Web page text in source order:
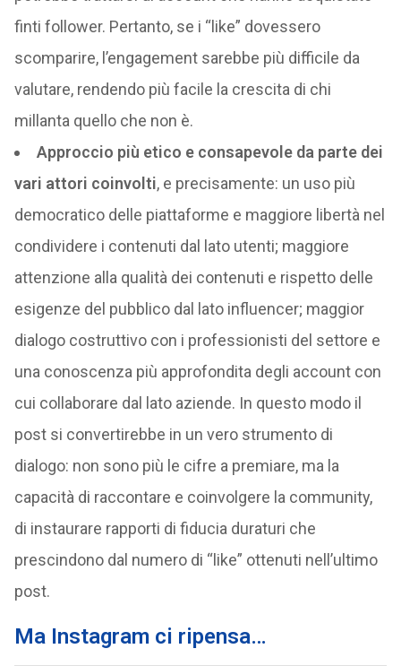
finti follower. Pertanto, se i “like” dovessero
scomparire, l’engagement sarebbe più difficile da
valutare, rendendo più facile la crescita di chi
millanta quello che non è.
Approccio più etico e consapevole da parte dei
vari attori coinvolti, e precisamente: un uso più
democratico delle piattaforme e maggiore libertà nel
condividere i contenuti dal lato utenti; maggiore
attenzione alla qualità dei contenuti e rispetto delle
esigenze del pubblico dal lato influencer; maggior
dialogo costruttivo con i professionisti del settore e
una conoscenza più approfondita degli account con
cui collaborare dal lato aziende. In questo modo il
post si convertirebbe in un vero strumento di
dialogo: non sono più le cifre a premiare, ma la
capacità di raccontare e coinvolgere la community,
di instaurare rapporti di fiducia duraturi che
prescindono dal numero di “like” ottenuti nell’ultimo
post.
Ma Instagram ci ripensa…